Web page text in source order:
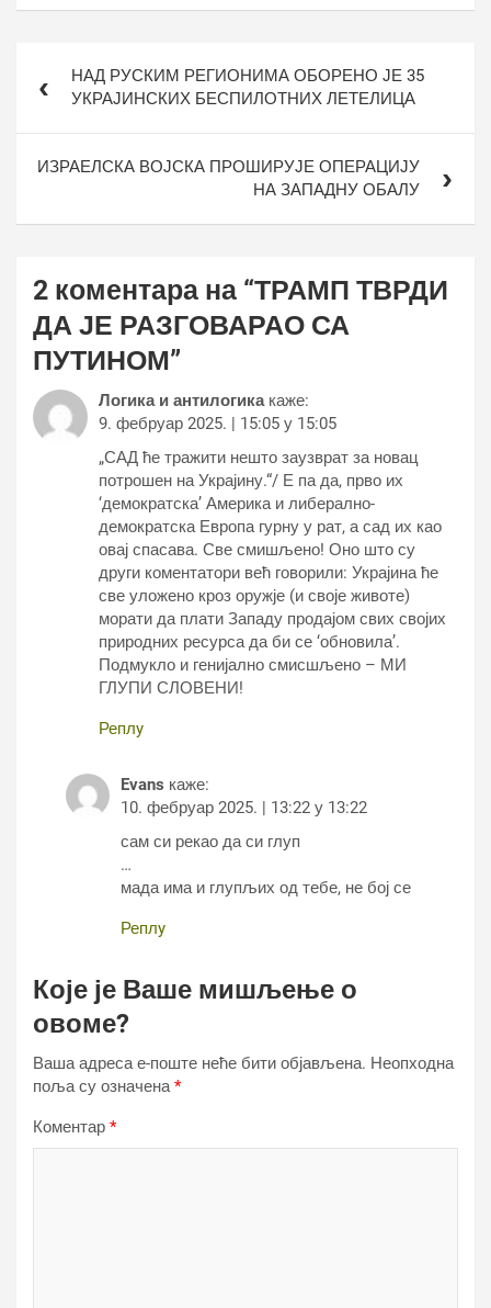
чланкаНАД РУСКИМ РЕГИОНИМА ОБОРЕНО ЈЕ 35
УКРАЈИНСКИХ БЕСПИЛОТНИХ ЛЕТЕЛИЦА
ИЗРАЕЛСКА ВОЈСКА ПРОШИРУЈЕ ОПЕРАЦИЈУ
НА ЗАПАДНУ ОБАЛУ
2 коментара на “ТРАМП ТВРДИ
ДА ЈЕ РАЗГОВАРАО СА
ПУТИНОМ”
Логика и антилогика каже:
9. фебруар 2025. | 15:05 у 15:05
„САД ће тражити нешто заузврат за новац
потрошен на Украјину.“/ Е па да, прво их
‘демократска’ Америка и либерално-
демократска Европа гурну у рат, а сад их као
овај спасава. Све смишљено! Оно што су
други коментатори већ говорили: Украјина ће
све уложено кроз оружје (и своје животе)
морати да плати Западу продајом свих својих
природних ресурса да би се ‘обновила’.
Подмукло и генијално смисшљено – МИ
ГЛУПИ СЛОВЕНИ!
Реплy
Evans каже:
10. фебруар 2025. | 13:22 у 13:22
сам си рекао да си глуп
…
мада има и глупљих од тебе, не бој се
Реплy
Које је Ваше мишљење о
овоме?
Ваша адреса е-поште неће бити објављена. Неопходна
поља су означена*
Коментар *